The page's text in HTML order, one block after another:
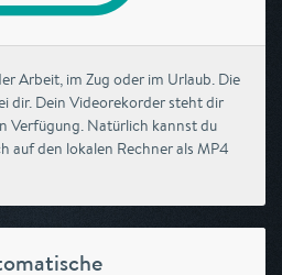
Arbeit, im Zug oder im Urlaub. Die
dir. Dein Videorekorder steht dir
Verfügung. Natürlich kannst du
auf den lokalen Rechner als MP4